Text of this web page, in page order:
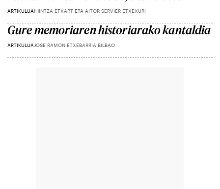
ARTIKULUAIHINTZA ETXART ETA AITOR SERVIER ETXEXURI
Gure memoriaren historiarako kantaldia
ARTIKULUA JOSE RAMON ETXEBARRIA BILBAO